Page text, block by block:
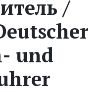
/
und